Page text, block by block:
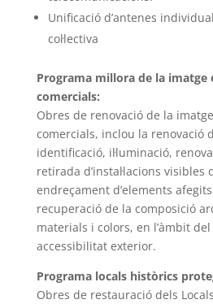
Unificació d’antenes
col·lectiva
Programa millora de la imatge
comercials:
Obres de renovació de la
comercials, inclou la renovació
identificació, il·luminació,
retirada d’instal·lacions
endreçament d’elements
recuperació de la composició
materials i colors, en l’àmbit
accessibilitat exterior.
Programa locals històrics
Obres de restauració dels